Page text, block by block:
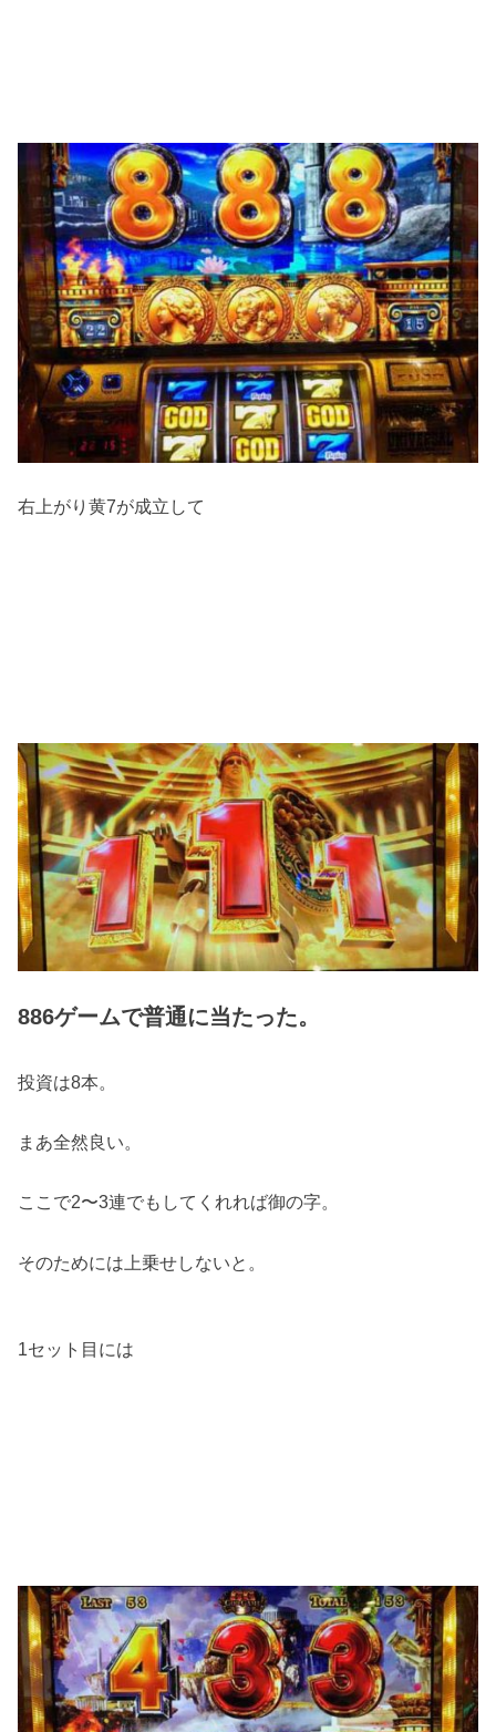
右上がり黄7が成立して
886ゲームで普通に当たった。
投資は8本。
まあ全然良い。
ここで2〜3連でもしてくれれば御の字。
そのためには上乗せしないと。
1セット目には